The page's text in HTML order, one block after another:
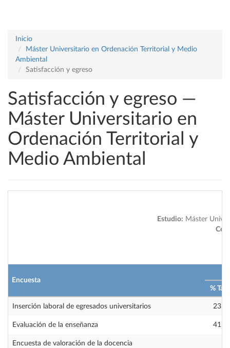
Inicio
Máster Universitario en Ordenación Territorial y Medio
Ambiental
Satisfacción y egreso
Satisfacción y egreso —
Máster Universitario en
Ordenación Territorial y
Medio Ambiental
Estudio: Máster
Encuesta
% Tasa
Inserción laboral de egresados universitarios
Evaluación de la enseñanza
Encuesta de valoración de la docencia